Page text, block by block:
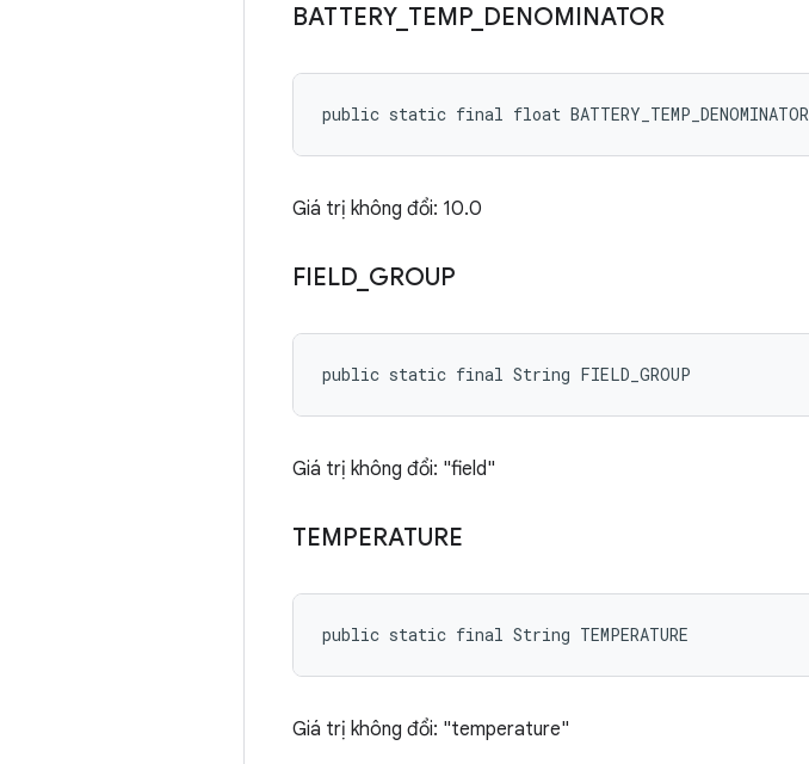
BATTERY_ TEMP_ DENOMINATOR
public static final float BATTERY_TEMP_DENOMINATOR
Giá trị không đổi: 10.0
FIELD GROUP
public static final String FIELD_GROUP
Giá trị không đổi: "field"
TEMPERATURE
public static final String TEMPERATURE
Giá trị không đổi: "temperature"